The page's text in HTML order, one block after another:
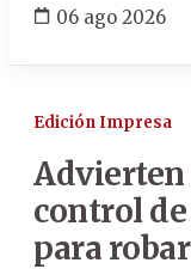
06 ago 2026
Edición Impresa
Advierten
control
para robar